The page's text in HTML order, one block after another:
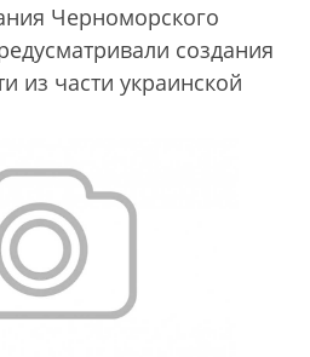
Черноморского
создания
из части украинской